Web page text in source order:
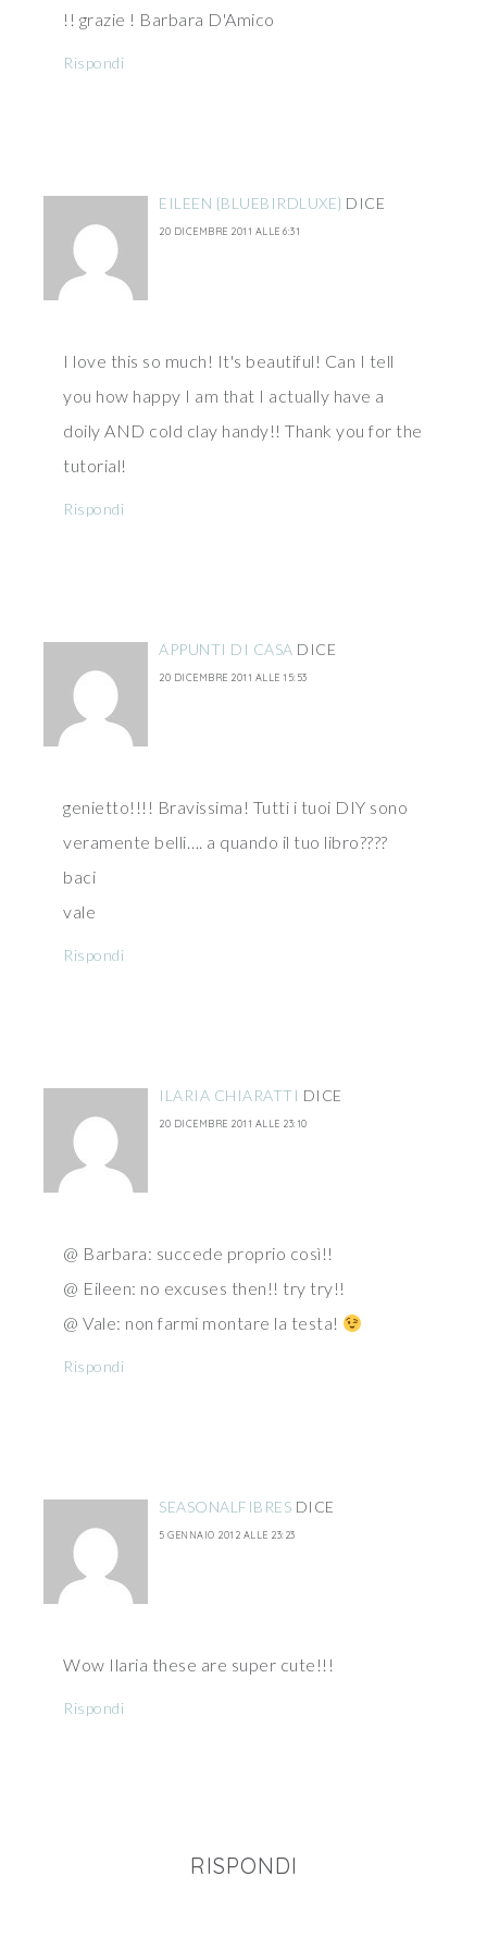
!! grazie ! Barbara D'Amico
Rispondi
EILEEN {BLUEBIRDLUXE} DICE
20 DICEMBRE 2011 ALLE 6:31
I love this so much! It's beautiful! Can I tell
you how happy I am that I actually have a
doily AND cold clay handy!! Thank you for the
tutorial!
Rispondi
APPUNTI DI CASA DICE
20 DICEMBRE 2011 ALLE 15:53
genietto!!!! Bravissima! Tutti i tuoi DIY sono
veramente belli…. a quando il tuo libro????
baci
vale
Rispondi
ILARIA CHIARATTI DICE
20 DICEMBRE 2011 ALLE 23:10
@ Barbara: succede proprio così!!
@ Eileen: no excuses then!! try try!!
@ Vale: non farmi montare la testa!
Rispondi
SEASONALFIBRES DICE
5 GENNAIO 2012 ALLE 23:23
Wow Ilaria these are super cute!!!
Rispondi
RISPONDI